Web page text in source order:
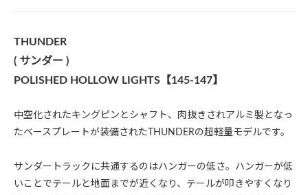
THUNDER
( サンダー )
POLISHED HOLLOW LIGHTS【145-147】
中空化されたキングピンとシャフト、肉抜きされアルミ製となっ
たベースプレートが装備されたTHUNDERの超軽量モデルです。
サンダートラックに共通するのはハンガーの低さ。ハンガーが低
いことでテールと地面までが近くなり、テールが叩きやすくなり